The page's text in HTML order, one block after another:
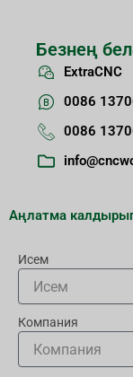
Безнең
ExtraCNC
0086
0086
Аңлатма
Исем
Компания